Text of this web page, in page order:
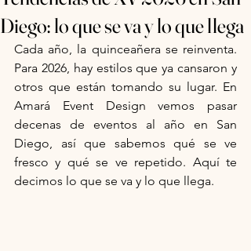
Diego: lo que se va y lo que llega
Cada año, la quinceañera se reinventa.
Para 2026, hay estilos que ya cansaron y
otros que están tomando su lugar. En
Amará Event Design vemos pasar
decenas de eventos al año en San
Diego, así que sabemos qué se ve
fresco y qué se ve repetido. Aquí te
decimos lo que se va y lo que llega.